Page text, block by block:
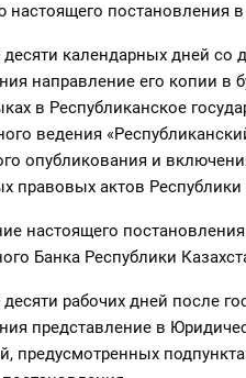
настоящего постановления
десяти календарных дней со
направление его копии
в Республиканское
ведения
опубликования и
правовых актов Республики
настоящего
Банка Республики
десяти рабочих дней после
представление в
предусмотренных